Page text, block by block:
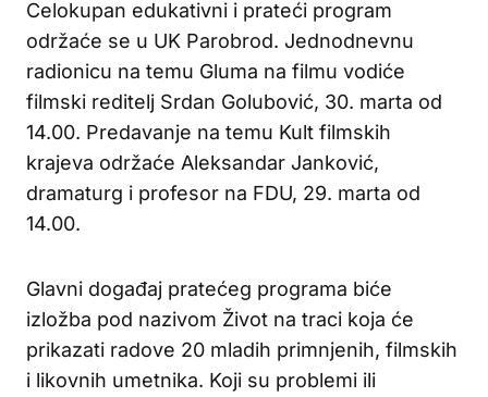
Celokupan edukativni i prateći program
održaće se u UK Parobrod. Jednodnevnu
radionicu na temu Gluma na filmu vodiće
filmski reditelj Srdan Golubović, 30. marta od
14.00. Predavanje na temu Kult filmskih
krajeva održaće Aleksandar Janković,
dramaturg i profesor na FDU, 29. marta od
14.00.
Glavni događaj pratećeg programa biće
izložba pod nazivom Život na traci koja će
prikazati radove 20 mladih primnjenih, filmskih
i likovnih umetnika. Koji su problemi ili